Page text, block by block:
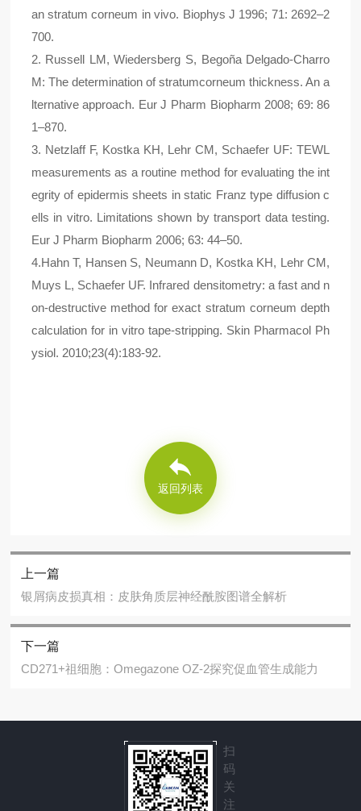
an stratum corneum in vivo. Biophys J 1996; 71: 2692–2
700.
2. Russell LM, Wiedersberg S, Begoña Delgado-Charro
M: The determination of stratumcorneum thickness. An a
lternative approach. Eur J Pharm Biopharm 2008; 69: 86
1–870.
3. Netzlaff F, Kostka KH, Lehr CM, Schaefer UF: TEWL
measurements as a routine method for evaluating the int
egrity of epidermis sheets in static Franz type diffusion c
ells in vitro. Limitations shown by transport data testing.
Eur J Pharm Biopharm 2006; 63: 44–50.
4.Hahn T, Hansen S, Neumann D, Kostka KH, Lehr CM,
Muys L, Schaefer UF. Infrared densitometry: a fast and n
on-destructive method for exact stratum corneum depth
calculation for in vitro tape-stripping. Skin Pharmacol Ph
ysiol. 2010;23(4):183-92.
返回列表
上一篇
银屑病皮损真相：皮肤角质层神经酰胺图谱全解析
下一篇
CD271+祖细胞：Omegazone OZ-2探究促血管生成能力
扫
码
关
注